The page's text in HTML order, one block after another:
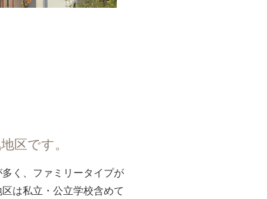
区です。
く、ファミリータイプが
は私立・公立学校含めて